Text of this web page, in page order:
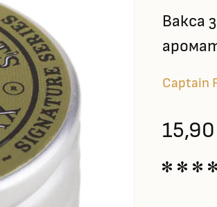
Вакса
Captain